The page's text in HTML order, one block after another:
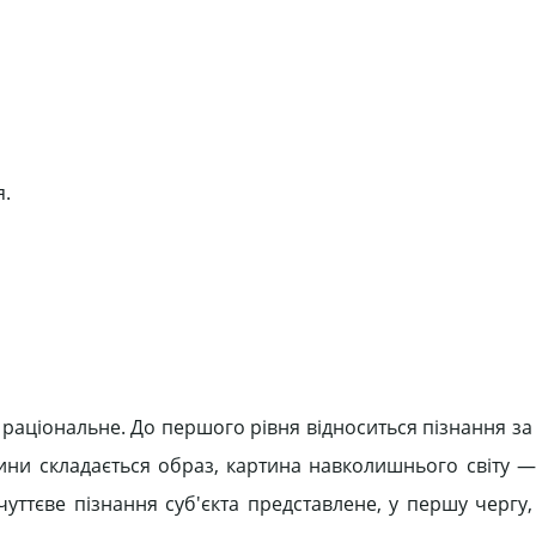
До першого рівня відноситься пізнання
складається образ, картина навколишнього світу
пізнання суб'єкта представлене, у першу